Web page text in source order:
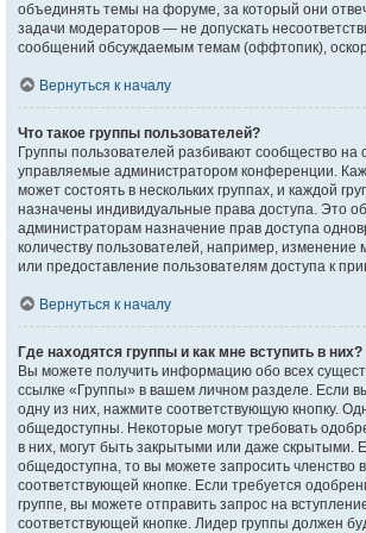
объединять темы на форуме, за который они
задачи модераторов — не допускать
сообщений обсуждаемым темам (оффтопик),
Вернуться к началу
Что такое группы пользователей?
Группы пользователей разбивают сообщество на
управляемые администратором конференции.
может состоять в нескольких группах, и каждой
назначены индивидуальные права доступа. Это
администраторам назначение прав доступа
количеству пользователей, например, изменение
или предоставление пользователям доступа к
Вернуться к началу
Где находятся группы и как мне вступить в них?
Вы можете получить информацию обо всех
ссылке «Группы» в вашем личном разделе. Если
одну из них, нажмите соответствующую кнопку.
общедоступны. Некоторые могут требовать
в них, могут быть закрытыми или даже скрытыми.
общедоступна, то вы можете запросить членство
соответствующей кнопке. Если требуется
группе, вы можете отправить запрос на
соответствующей кнопке. Лидер группы должен